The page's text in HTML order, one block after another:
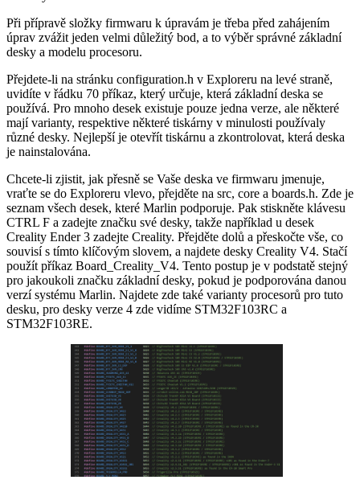
Při přípravě složky firmwaru k úpravám je třeba před zahájením
úprav zvážit jeden velmi důležitý bod, a to výběr správné základní
desky a modelu procesoru.
Přejdete-li na stránku configuration.h v Exploreru na levé straně,
uvidíte v řádku 70 příkaz, který určuje, která základní deska se
používá. Pro mnoho desek existuje pouze jedna verze, ale některé
mají varianty, respektive některé tiskárny v minulosti používaly
různé desky. Nejlepší je otevřít tiskárnu a zkontrolovat, která deska
je nainstalována.
Chcete-li zjistit, jak přesně se Vaše deska ve firmwaru jmenuje,
vraťte se do Exploreru vlevo, přejděte na src, core a boards.h. Zde je
seznam všech desek, které Marlin podporuje. Pak stiskněte klávesu
CTRL F a zadejte značku své desky, takže například u desek
Creality Ender 3 zadejte Creality. Přejděte dolů a přeskočte vše, co
souvisí s tímto klíčovým slovem, a najdete desky Creality V4. Stačí
použít příkaz Board_Creality_V4. Tento postup je v podstatě stejný
pro jakoukoli značku základní desky, pokud je podporována danou
verzí systému Marlin. Najdete zde také varianty procesorů pro tuto
desku, pro desky verze 4 zde vidíme STM32F103RC a
STM32F103RE.